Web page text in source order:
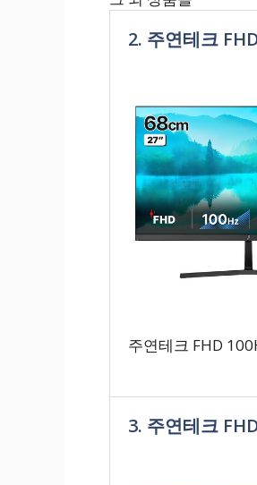
2. 주연테크
주연테크 FHD
3. 주연테크